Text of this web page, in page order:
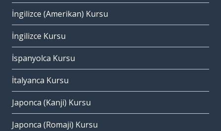
İngilizce (Amerikan) Kursu
İngilizce Kursu
İspanyolca Kursu
İtalyanca Kursu
Japonca (Kanji) Kursu
Japonca (Romaji) Kursu